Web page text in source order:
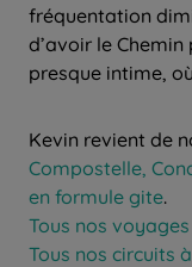
fréquentation
d’avoir le
presque intime,
Kevin revient de
Compostelle,
en formule gite.
Tous nos
Tous nos circuits